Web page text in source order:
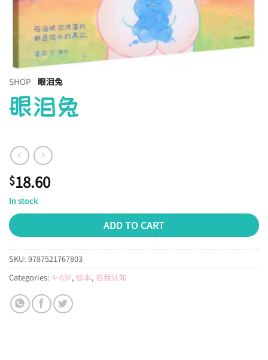
SHOP 眼泪兔
眼泪兔
$18.60
In stock
ADD TO CART
SKU: 9787521767803
Categories: 4~6岁, 绘本, 自我认知